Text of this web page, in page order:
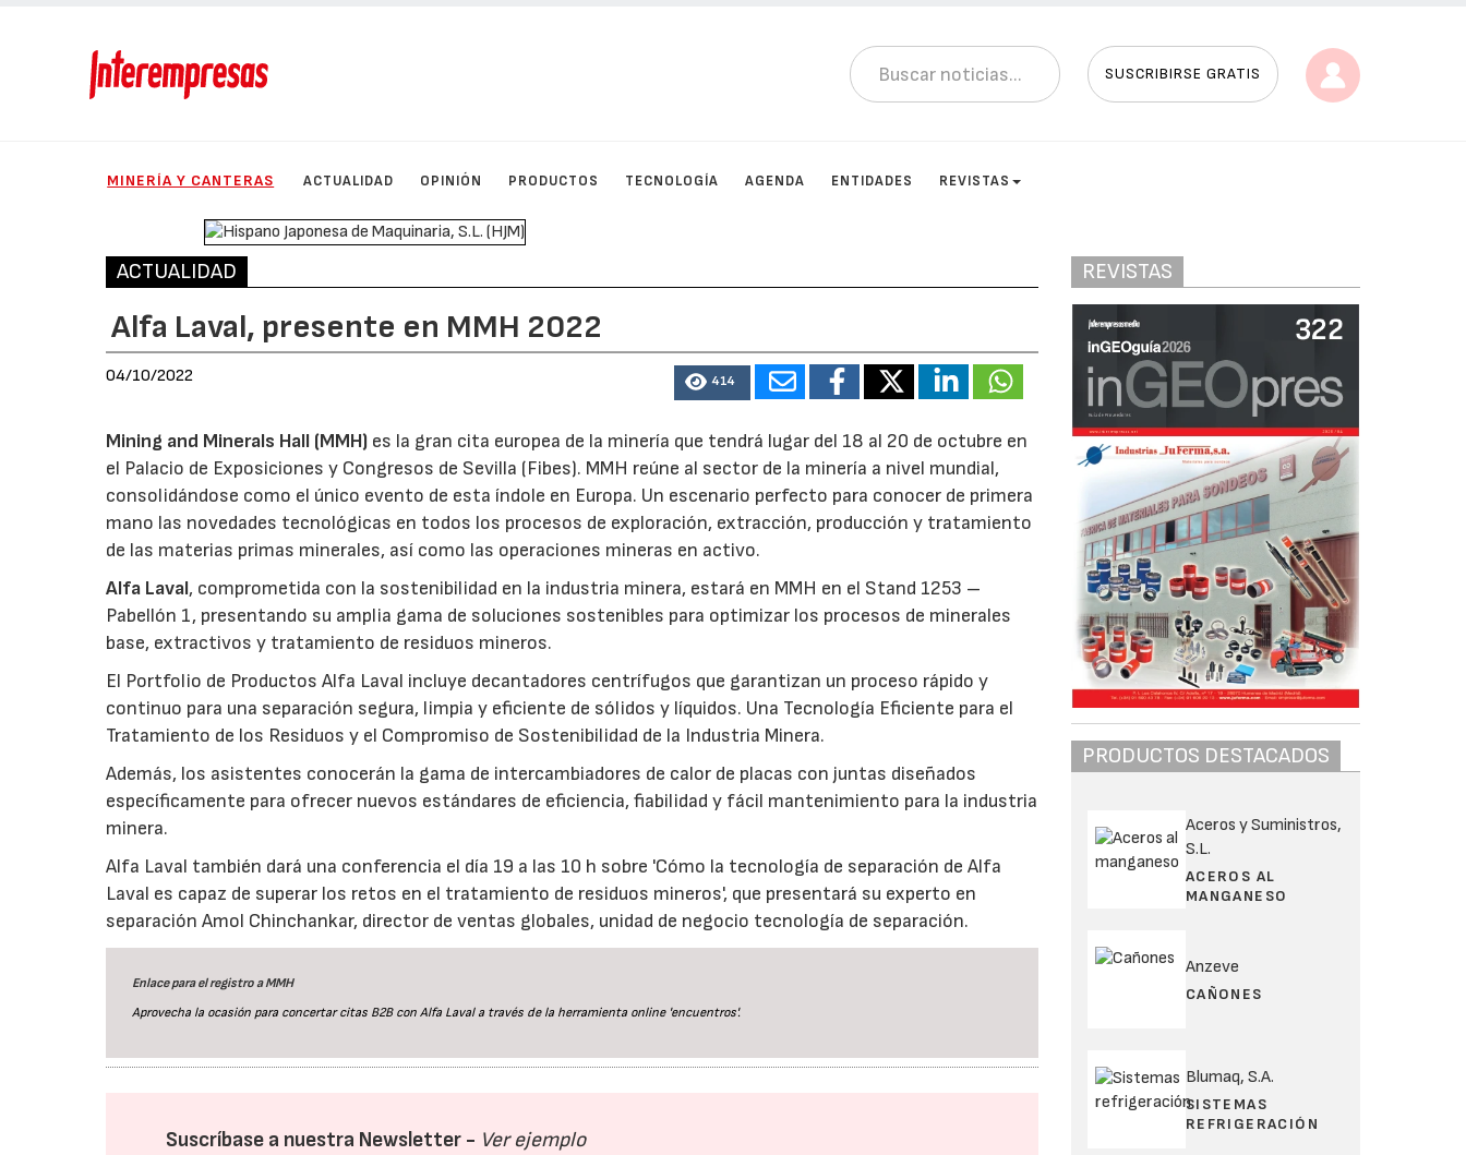
SUSCRIBIRSE GRATIS
MINERÍA Y CANTERAS ACTUALIDAD OPINIÓN PRODUCTOS TECNOLOGÍA AGENDA ENTIDADES REVISTAS
ACTUALIDAD
Alfa Laval, presente en MMH 2022
04/10/2022 414
Mining and Minerals Hall (MMH) es la gran cita europea de la minería que tendrá lugar del 18 al 20 de octubre en
el Palacio de Exposiciones y Congresos de Sevilla (Fibes). MMH reúne al sector de la minería a nivel mundial,
consolidándose como el único evento de esta índole en Europa. Un escenario perfecto para conocer de primera
mano las novedades tecnológicas en todos los procesos de exploración, extracción, producción y tratamiento
de las materias primas minerales, así como las operaciones mineras en activo.
Alfa Laval, comprometida con la sostenibilidad en la industria minera, estará en MMH en el Stand 1253 –
Pabellón 1, presentando su amplia gama de soluciones sostenibles para optimizar los procesos de minerales
base, extractivos y tratamiento de residuos mineros.
El Portfolio de Productos Alfa Laval incluye decantadores centrífugos que garantizan un proceso rápido y
continuo para una separación segura, limpia y eficiente de sólidos y líquidos. Una Tecnología Eficiente para el
Tratamiento de los Residuos y el Compromiso de Sostenibilidad de la Industria Minera.
Además, los asistentes conocerán la gama de intercambiadores de calor de placas con juntas diseñados
específicamente para ofrecer nuevos estándares de eficiencia, fiabilidad y fácil mantenimiento para la industria
minera.
Alfa Laval también dará una conferencia el día 19 a las 10 h sobre 'Cómo la tecnología de separación de Alfa
Laval es capaz de superar los retos en el tratamiento de residuos mineros', que presentará su experto en
separación Amol Chinchankar, director de ventas globales, unidad de negocio tecnología de separación.
Enlace para el registro a MMH
Aprovecha la ocasión para concertar citas B2B con Alfa Laval a través de la herramienta online 'encuentros'.
Suscríbase a nuestra Newsletter - Ver ejemplo
REVISTAS
PRODUCTOS DESTACADOS
Aceros y Suministros,
S.L.
ACEROS AL
MANGANESO
Anzeve
CAÑONES
Blumaq, S.A.
SISTEMAS
REFRIGERACIÓN